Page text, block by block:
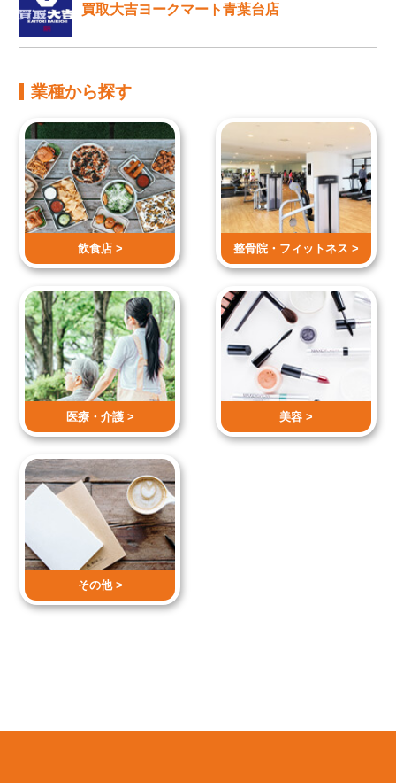
買取大吉ヨークマート青葉台店
業種から探す
飲食店 > 整骨院・ フィットネス >
医療・介護 > 美容 >
その他 >